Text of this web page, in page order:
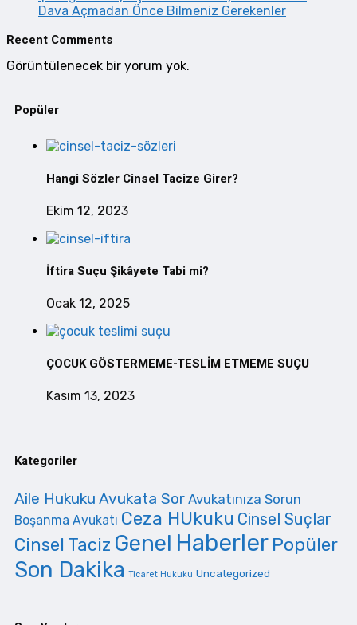
Dava Açmadan Önce Bilmeniz Gerekenler
Recent Comments
Görüntülenecek bir yorum yok.
Popüler
Hangi Sözler Cinsel Tacize Girer?
Ekim 12, 2023
İftira Suçu Şikâyete Tabi mi?
Ocak 12, 2025
ÇOCUK GÖSTERMEME-TESLİM ETMEME SUÇU
Kasım 13, 2023
Kategoriler
Aile Hukuku Avukata Sor Avukatınıza Sorun
Boşanma Avukatı Ceza HUkuku Cinsel Suçlar
Cinsel Taciz Genel Haberler Popüler
Son Dakika Ticaret Hukuku Uncategorized